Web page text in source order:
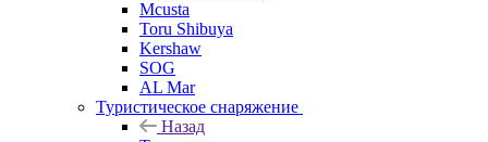
Mcusta
Toru Shibuya
Kershaw
SOG
AL Mar
Туристическое снаряжение
Назад